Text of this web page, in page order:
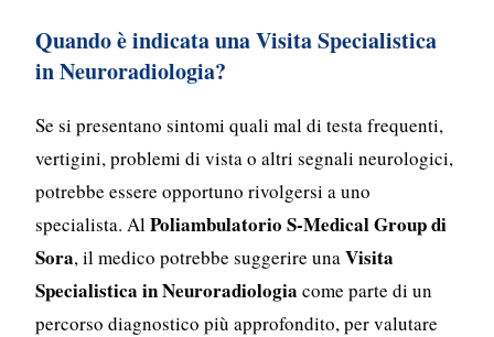
Quando è indicata una Visita Specialistica
in Neuroradiologia?
Se si presentano sintomi quali mal di testa frequenti,
vertigini, problemi di vista o altri segnali neurologici,
potrebbe essere opportuno rivolgersi a uno
specialista. AlPoliambulatorio S-Medical Group di
Sora, il medico potrebbe suggerire unaVisita
Specialistica in Neuroradiologia come parte di un
percorso diagnostico più approfondito, per valutare